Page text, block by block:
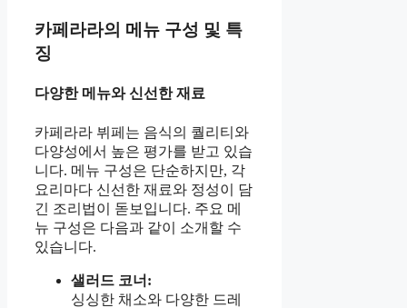
카페라라의 메뉴 구성 및 특
징
다양한 메뉴와 신선한 재료
카페라라 뷔페는 음식의 퀄리티와
다양성에서 높은 평가를 받고 있습
니다. 메뉴 구성은 단순하지만, 각
요리마다 신선한 재료와 정성이 담
긴 조리법이 돋보입니다. 주요 메
뉴 구성은 다음과 같이 소개할 수
있습니다.
샐러드 코너:
싱싱한 채소와 다양한 드레